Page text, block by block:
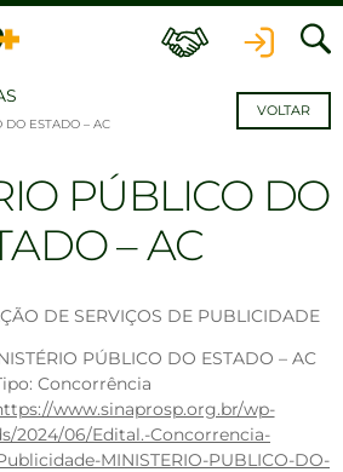
DO ESTADO – AC
VOLTAR
PÚBLICO DO
– AC
DE SERVIÇOS DE PUBLICIDADE
PÚBLICO DO ESTADO – AC
Concorrência
www.sinaprosp.org.br/wp-
2024/06/Edital.-Concorrencia-
MINISTERIO-PUBLICO-DO-